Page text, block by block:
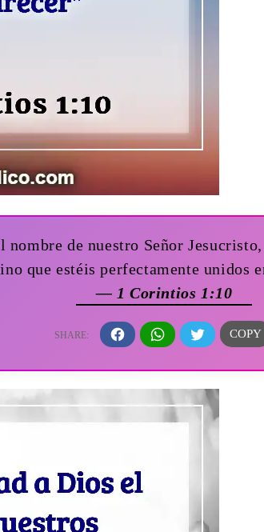
nombre de nuestro Señor
que estéis perfectamente unidos
— 1 Corintios 1:10